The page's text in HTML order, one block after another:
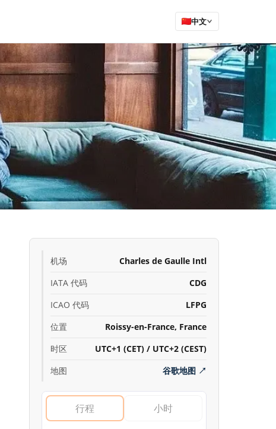
中文
机场
Charles de Gaulle Intl
IATA 代码
CDG
ICAO 代码
LFPG
位置
Roissy-en-France, France
时区
UTC+1 (CET) / UTC+2 (CEST)
地图
谷歌地图 ↗